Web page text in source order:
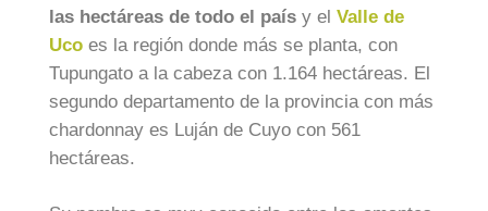
las hectáreas de todo el país y el Valle de
Uco es la región donde más se planta, con
Tupungato a la cabeza con 1.164 hectáreas. El
segundo departamento de la provincia con más
chardonnay es Luján de Cuyo con 561
hectáreas.